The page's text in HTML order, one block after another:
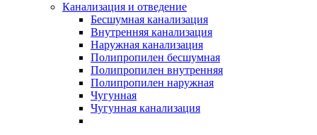
Канализация и отведение
Бесшумная канализация
Внутренняя канализация
Наружная канализация
Полипропилен бесшумная
Полипропилен внутренняя
Полипропилен наружная
Чугунная
Чугунная канализация